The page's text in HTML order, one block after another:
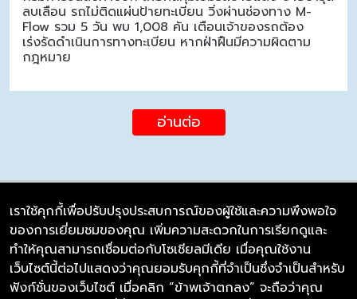
ลบเลือน รถไม่ติดแผ่นป้ายทะเบียน วิ่งผ่านช่องทาง M-
Flow รวม 5 วัน พบ 1,008 คัน เตือนเจ้าของรถต้อง
เร่งรัดดำเนินการทางทะเบียน หากฝ่าฝืนมีความผิดตาม
กฎหมาย
อ่านต่อ
บริษัท ซิมลิงค์ จำกัด
98/226 Bangrakyai-Baanmai Road,
Bangyai, Nonthaburi 11140
เราใช้คุกกี้เพื่อปรับปรุงประสบการณ์ของผู้ใช้และความพึงพอใจ
ของการเยี่ยมชมของคุณ เพิ่มความสะดวกในการเรียกดูและ
ทำให้คุณสามารถเชื่อมต่อกับโซเชียลมีเดีย เมื่อคุณใช้งาน
เว็บไซต์นี้ต่อไปแสดงว่าคุณยอมรับคุกกี้ที่จำเป็นซึ่งจำเป็นสำหรับ
ฟังก์ชั่นของเว็บไซต์ เมื่อคลิก “ข้าพเจ้าตกลง” จะถือว่าคุณ